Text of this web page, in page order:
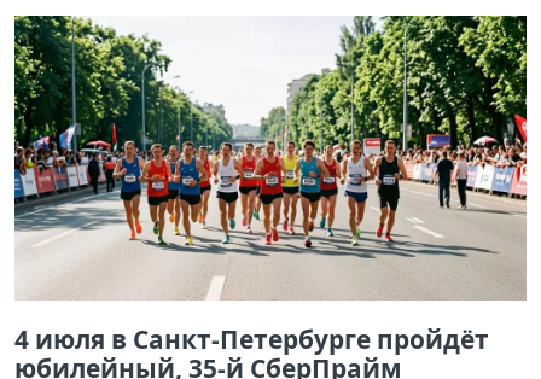
4 июля в Санкт-Петербурге пройдёт
юбилейный, 35-й СберПрайм